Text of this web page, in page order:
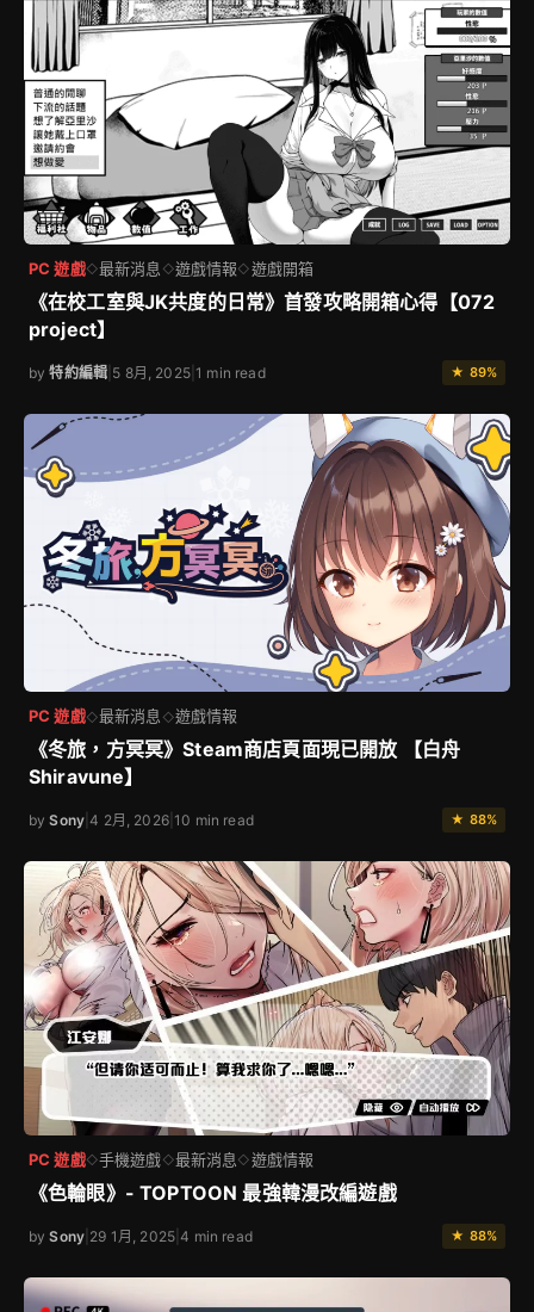
PC 遊戲◇最新消息 ◇遊戲情報◇遊戲開箱
《在校工室與JK共度的日常》首發攻略開箱心得【072
project】
by特約編輯 5 8月, 2025|1 min read ★ 89%
PC 遊戲◇最新消息 ◇遊戲情報
《冬旅，方冥冥》Steam商店頁面現已開放 【白舟
Shiravune】
bySony |4 2月, 2026|10 min read ★ 88%
PC 遊戲◇手機遊戲◇最新消息◇遊戲情報
《色輪眼》- TOPTOON 最強韓漫改編遊戲
bySony 29 1月, 2025 |4 min read ★ 88%